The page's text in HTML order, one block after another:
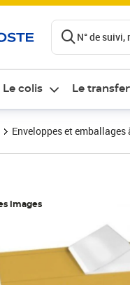
N° de
Le colis Le
Enveloppes et
images